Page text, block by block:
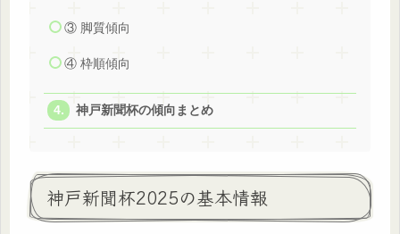
③ 脚質傾向
④ 枠順傾向
神戸新聞杯の傾向まとめ
神戸新聞杯2025の基本情報